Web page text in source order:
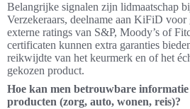
Belangrijke signalen zijn lidmaatschap
Verzekeraars, deelname aan KiFiD
externe ratings van S&P, Moody’s of
certificaten kunnen extra garanties
reikwijdte van het keurmerk en of het
gekozen product.
Hoe kan men betrouwbare
producten (zorg, auto, wonen, reis)?